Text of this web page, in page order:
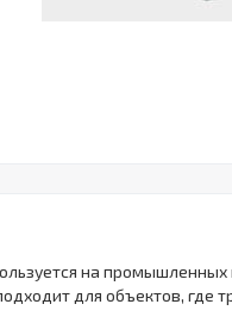
на
для объектов, где